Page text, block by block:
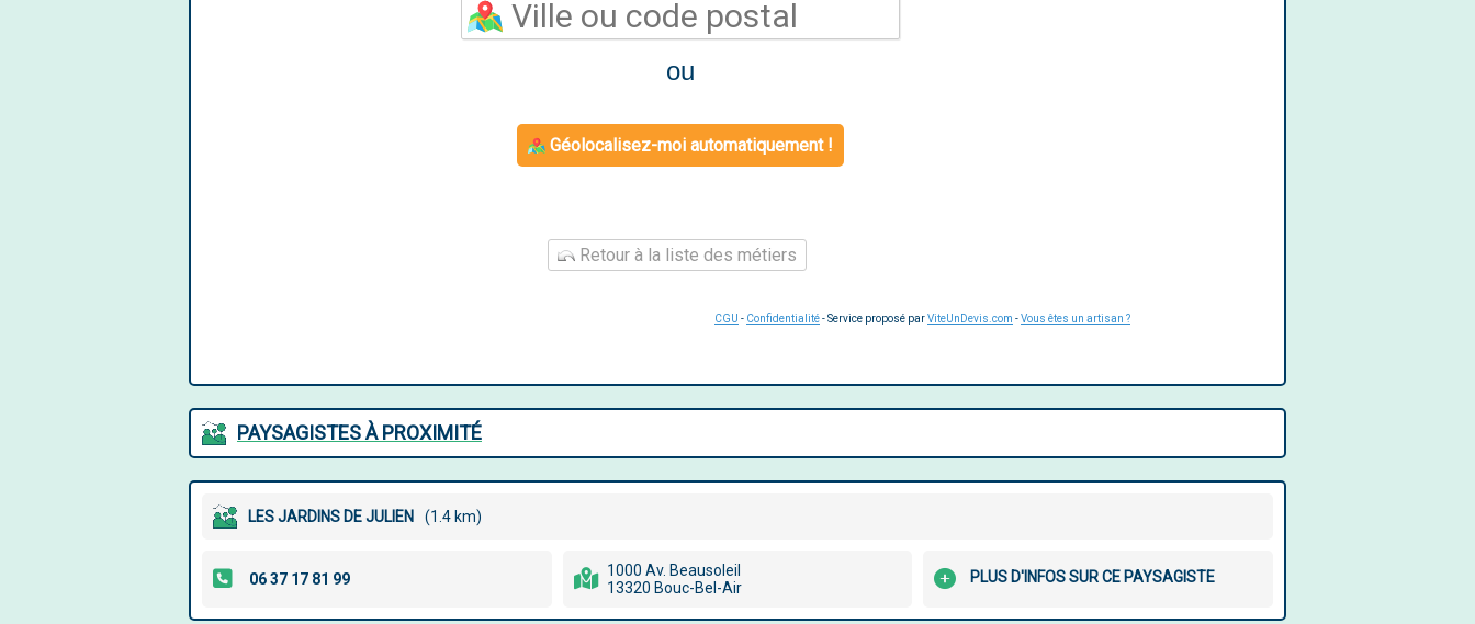
ou
Géolocalisez-moi automatiquement !
Retour à la liste des métiers
CGU - Confidentialité- Service proposé parViteUnDevis.com -Vous êtes un artisan ?
PAYSAGISTES À PROXIMITÉ
LES JARDINS DE JULIEN (1.4 km)
1000 Av. Beausoleil
13320 Bouc-Bel-Air
PLUS D'INFOS SUR CE PAYSAGISTE